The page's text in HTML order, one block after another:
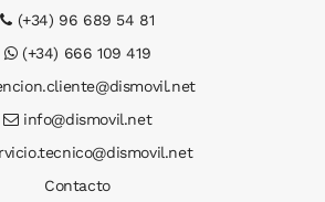
(+34) 96 689 54 81
(+34) 666 109 419
info@dismovil.net
Contacto